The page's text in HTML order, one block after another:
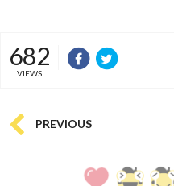
682
VIEWS
PREVIOUS